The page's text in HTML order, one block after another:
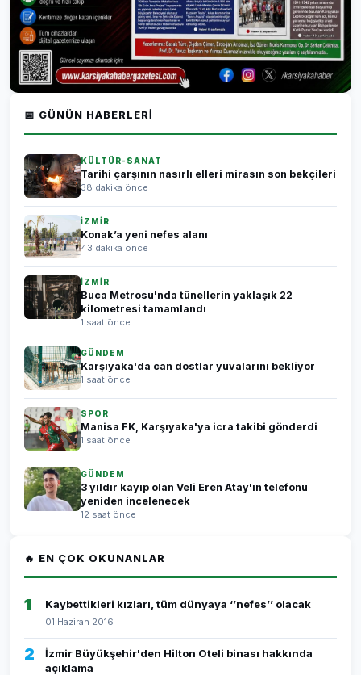
📅 GÜNÜN HABERLERI
KÜLTÜR-SANAT
Tarihi çarşının nasırlı elleri mirasın son bekçileri
38 dakika önce
İZMİR
Konak’a yeni nefes alanı
43 dakika önce
İZMİR
Buca Metrosu'nda tünellerin yaklaşık 22
kilometresi tamamlandı
1 saat önce
GÜNDEM
Karşıyaka'da can dostlar yuvalarını bekliyor
1 saat önce
SPOR
Manisa FK, Karşıyaka'ya icra takibi gönderdi
1 saat önce
GÜNDEM
3 yıldır kayıp olan Veli Eren Atay'ın telefonu
yeniden incelenecek
12 saat önce
🔥 EN ÇOK OKUNANLAR
1 Kaybettikleri kızları, tüm dünyaya ‘’nefes’’ olacak
01 Haziran 2016
2
İzmir Büyükşehir'den Hilton Oteli binası hakkında
açıklama